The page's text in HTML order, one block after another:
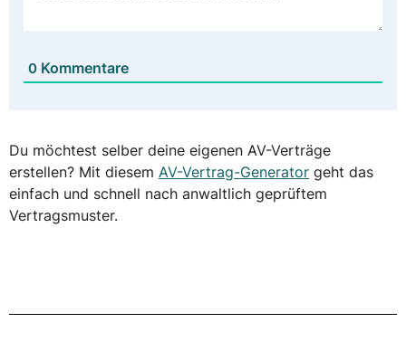
0 Kommentare
Du möchtest selber deine eigenen AV-Verträge
erstellen? Mit diesem AV-Vertrag-Generator geht das
einfach und schnell nach anwaltlich geprüftem
Vertragsmuster.